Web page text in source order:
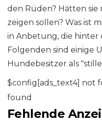
den Rüden? Hätten sie
zeigen sollen? Was ist
in Anbetung, die hinter
Folgenden sind einige
Hundebesitzer als
$config[ads_text4] not
found
Fehlende